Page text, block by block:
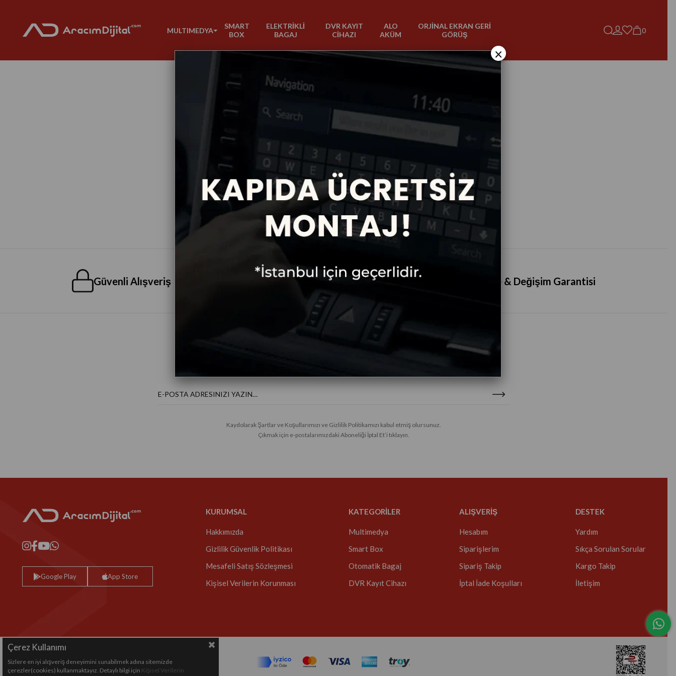
MULTIMEDYA
SMART
BOX
ELEKTRİKLİ
BAGAJ
DVR KAYIT
CİHAZI
ALO
AKÜM
ORJİNAL EKRAN GERİ
GÖRÜŞ
0
Güvenli Alışveriş
Ücretsiz
Taksitli Alışveriş İade & Değişim Garantisi
Kaydolarak Şartlar ve Koşullarımızı ve Gizlilik Politikamızı kabul etmiş olursunuz.
Çıkmak için e-postalarımızdaki Aboneliği İptal Et’i tıklayın.
Google Play App Store
KURUMSAL
Hakkımızda
Gizlilik Güvenlik Politikası
Mesafeli Satış Sözleşmesi
Kişisel Verilerin Korunması
KATEGORİLER
Multimedya
Smart Box
Otomatik Bagaj
DVR Kayıt Cihazı
ALIŞVERİŞ
Hesabım
Siparişlerim
Sipariş Takip
İptal İade Koşulları
DESTEK
Yardım
Sıkça Sorulan Sorular
Kargo Takip
İletişim
Copyright© 2024 All rights reserved.
Çerez Kullanımı
Sizlere en iyi alışveriş deneyimini sunabilmek adına sitemizde
çerezler(cookies) kullanmaktayız. Detaylı bilgi için Kişisel Verilerin
×